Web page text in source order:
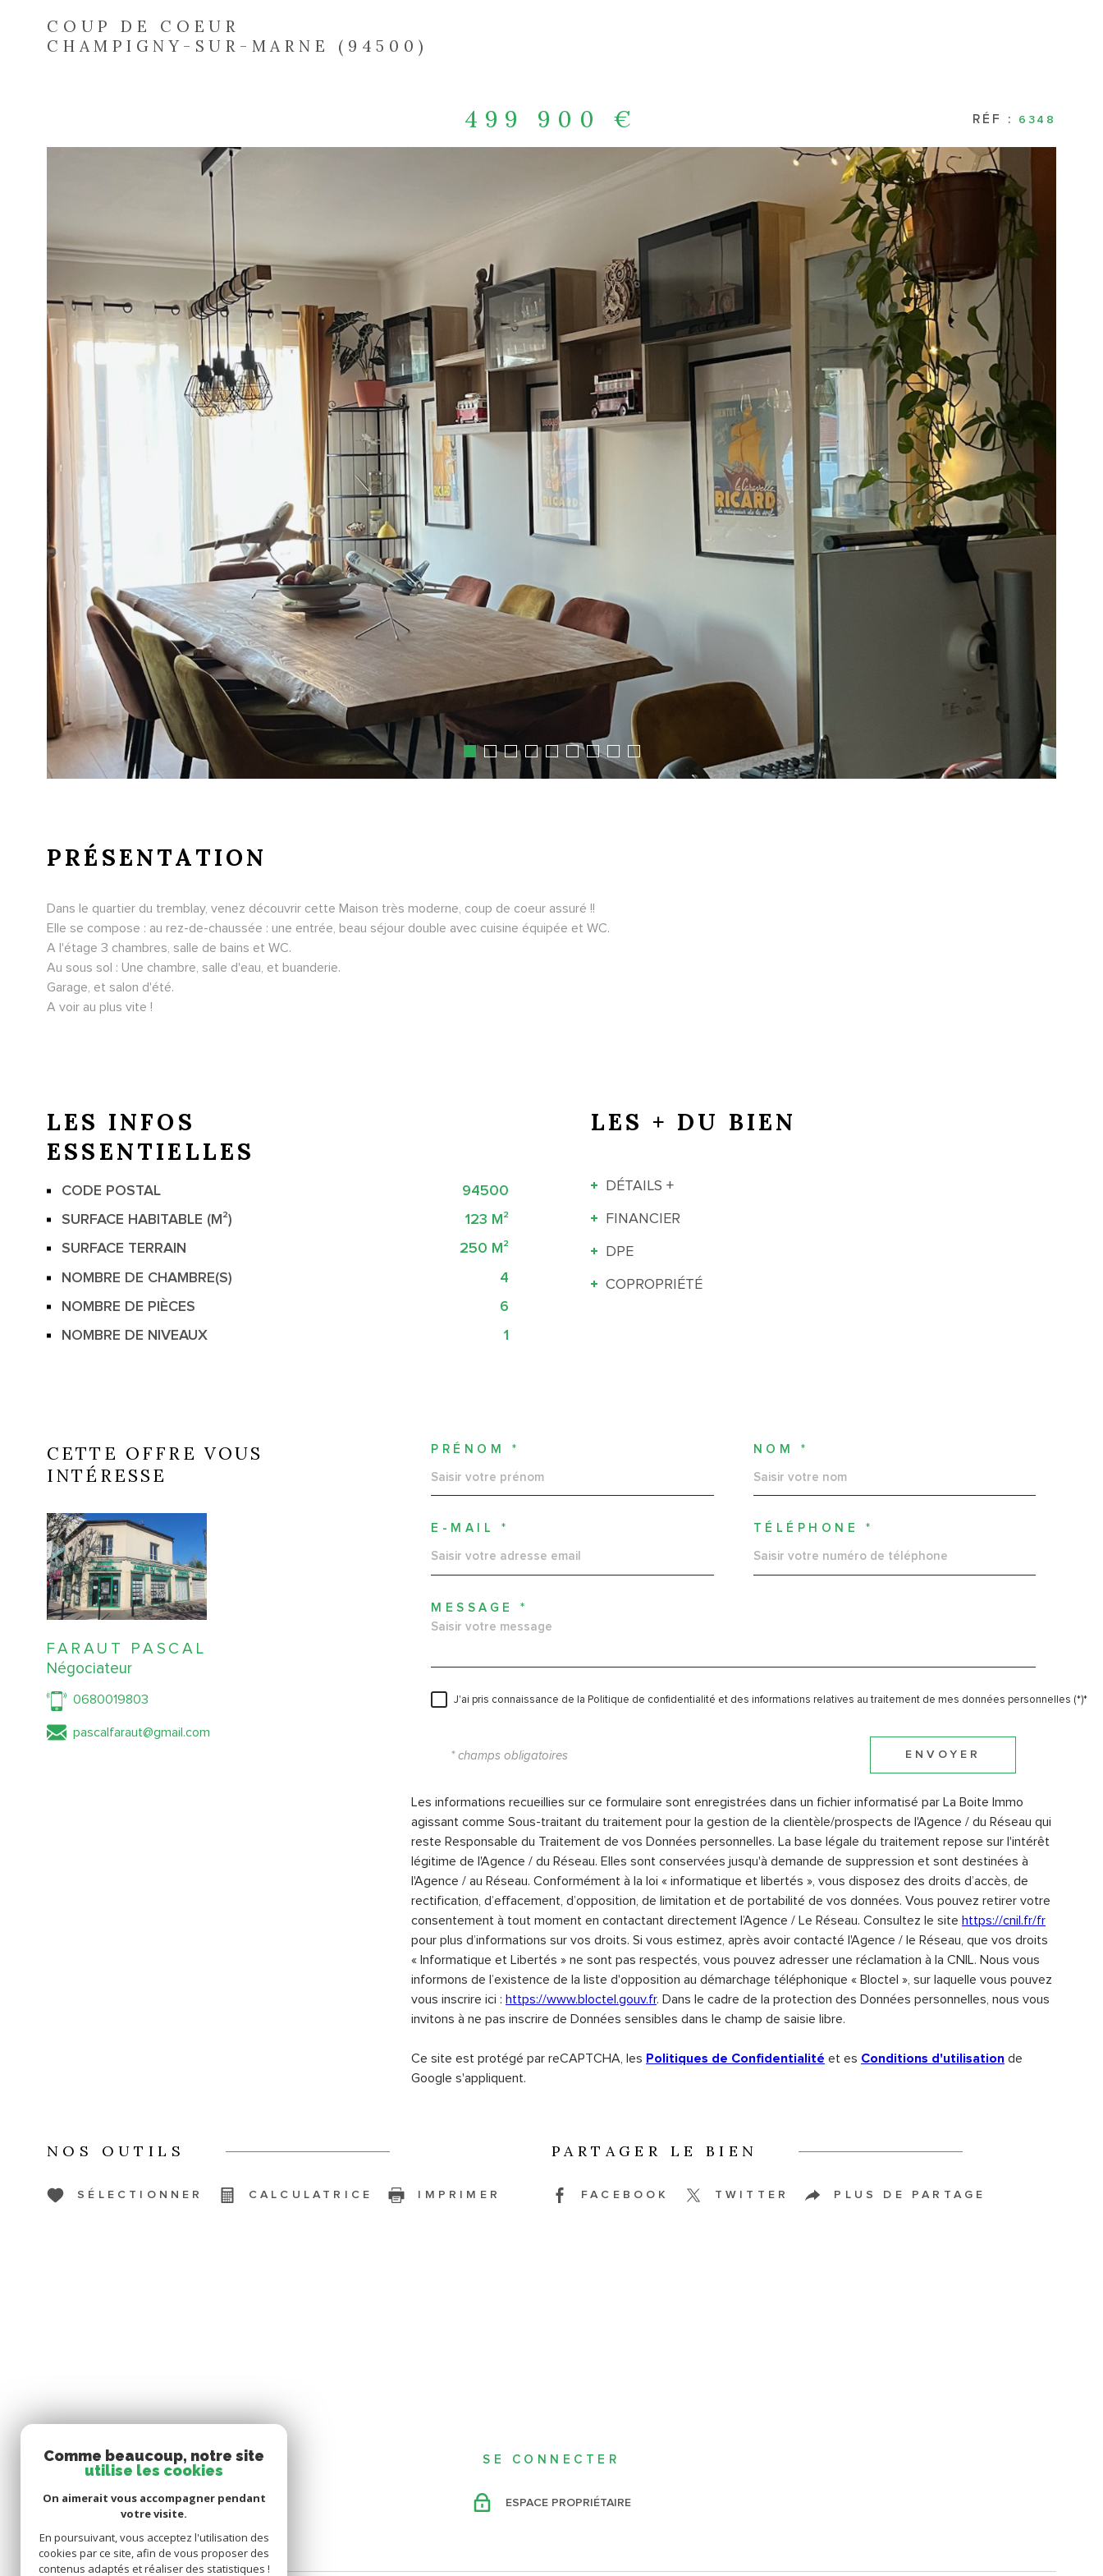
COUP DE COEUR
CHAMPIGNY-SUR-MARNE (94500)
499 900 € RÉF : 6348
PRÉSENTATION
Dans le quartier du tremblay, venez découvrir cette Maison très moderne, coup de coeur assuré !!
Elle se compose : au rez-de-chaussée : une entrée, beau séjour double avec cuisine équipée et WC.
A l'étage 3 chambres, salle de bains et WC.
Au sous sol : Une chambre, salle d'eau, et buanderie.
Garage, et salon d'été.
A voir au plus vite !
LES INFOS
ESSENTIELLES
Caractérisque Valeurs
CODE POSTAL
94500
SURFACE HABITABLE (M²)
123 M²
SURFACE TERRAIN
250 M²
NOMBRE DE CHAMBRE(S)
4
NOMBRE DE PIÈCES
6
NOMBRE DE NIVEAUX
1
LES + DU BIEN
DÉTAILS +
FINANCIER
DPE
COPROPRIÉTÉ
CETTE OFFRE VOUS
INTÉRESSE
FARAUT PASCAL
Négociateur
0680019803
pascalfaraut@gmail.com
PRÉNOM * NOM *
E-MAIL * TÉLÉPHONE *
MESSAGE *
J'ai pris connaissance de la Politique de confidentialité et des informations relatives au traitement de mes données personnelles (*)*
* champs obligatoires ENVOYER
Les informations recueillies sur ce formulaire sont enregistrées dans un fichier informatisé par La Boite Immo
agissant comme Sous-traitant du traitement pour la gestion de la clientèle/prospects de l'Agence / du Réseau qui
reste Responsable du Traitement de vos Données personnelles. La base légale du traitement repose sur l'intérêt
légitime de l'Agence / du Réseau. Elles sont conservées jusqu'à demande de suppression et sont destinées à
l'Agence / au Réseau. Conformément à la loi « informatique et libertés », vous disposez des droits d’accès, de
rectification, d’effacement, d’opposition, de limitation et de portabilité de vos données. Vous pouvez retirer votre
consentement à tout moment en contactant directement l’Agence / Le Réseau. Consultez le site https://cnil.fr/fr
pour plus d’informations sur vos droits. Si vous estimez, après avoir contacté l'Agence / le Réseau, que vos droits
« Informatique et Libertés » ne sont pas respectés, vous pouvez adresser une réclamation à la CNIL. Nous vous
informons de l’existence de la liste d'opposition au démarchage téléphonique « Bloctel », sur laquelle vous pouvez
vous inscrire ici : https://www.bloctel.gouv.fr. Dans le cadre de la protection des Données personnelles, nous vous
invitons à ne pas inscrire de Données sensibles dans le champ de saisie libre.
Ce site est protégé par reCAPTCHA, les Politiques de Confidentialité et es Conditions d'utilisation de
Google s'appliquent.
NOS OUTILS
SÉLECTIONNER CALCULATRICE IMPRIMER
PARTAGER LE BIEN
FACEBOOK TWITTER PLUS DE PARTAGE
SE CONNECTER
ESPACE PROPRIÉTAIRE
Comme beaucoup, notre site
utilise les cookies
On aimerait vous accompagner pendant
votre visite.
En poursuivant, vous acceptez l'utilisation des
cookies par ce site, afin de vous proposer des
contenus adaptés et réaliser des statistiques !